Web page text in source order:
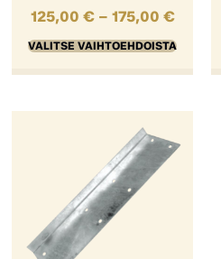
125,00 € – 175,00 €
VALITSE VAIHTOEHDOISTA